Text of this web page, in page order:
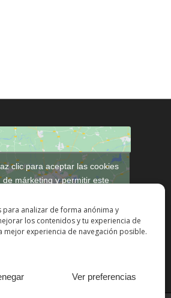
analizar de forma anónima y
los contenidos y tu experiencia de
mejor experiencia de navegación posible.
Ver preferencias
clic para aceptar las cookies
de márketing y permitir este